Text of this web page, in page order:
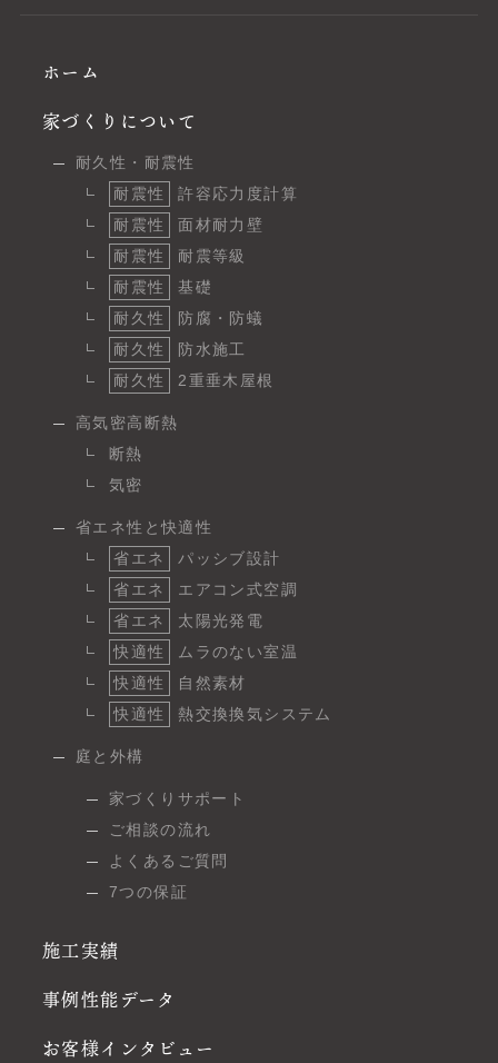
ホーム
家づくりについて
耐久性・耐震性
耐震性
許容応力度計算
耐震性
面材耐力壁
耐震性
耐震等級
耐震性
基礎
耐久性
防腐・防蟻
耐久性
防水施工
耐久性
2重垂木屋根
高気密高断熱
断熱
気密
省エネ性と快適性
省エネ
パッシブ設計
省エネ
エアコン式空調
省エネ
太陽光発電
快適性
ムラのない室温
快適性
自然素材
快適性
熱交換換気システム
庭と外構
家づくりサポート
ご相談の流れ
よくあるご質問
7つの保証
施工実績
事例性能データ
お客様インタビュー